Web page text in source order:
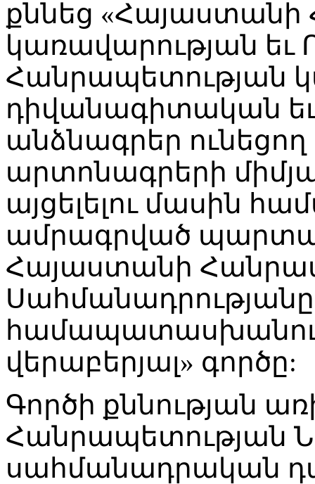
քննեց
կառավարության եւ
Հանրապետության
դիվանագիտական
անձնագրեր
արտոնագրերի
այցելելու մասին
ամրագրված
Հայաստանի
Սահմանադրությանը
վերաբերյալ» գործը:
Գործի քննության
Հանրապետության
սահմանադրական